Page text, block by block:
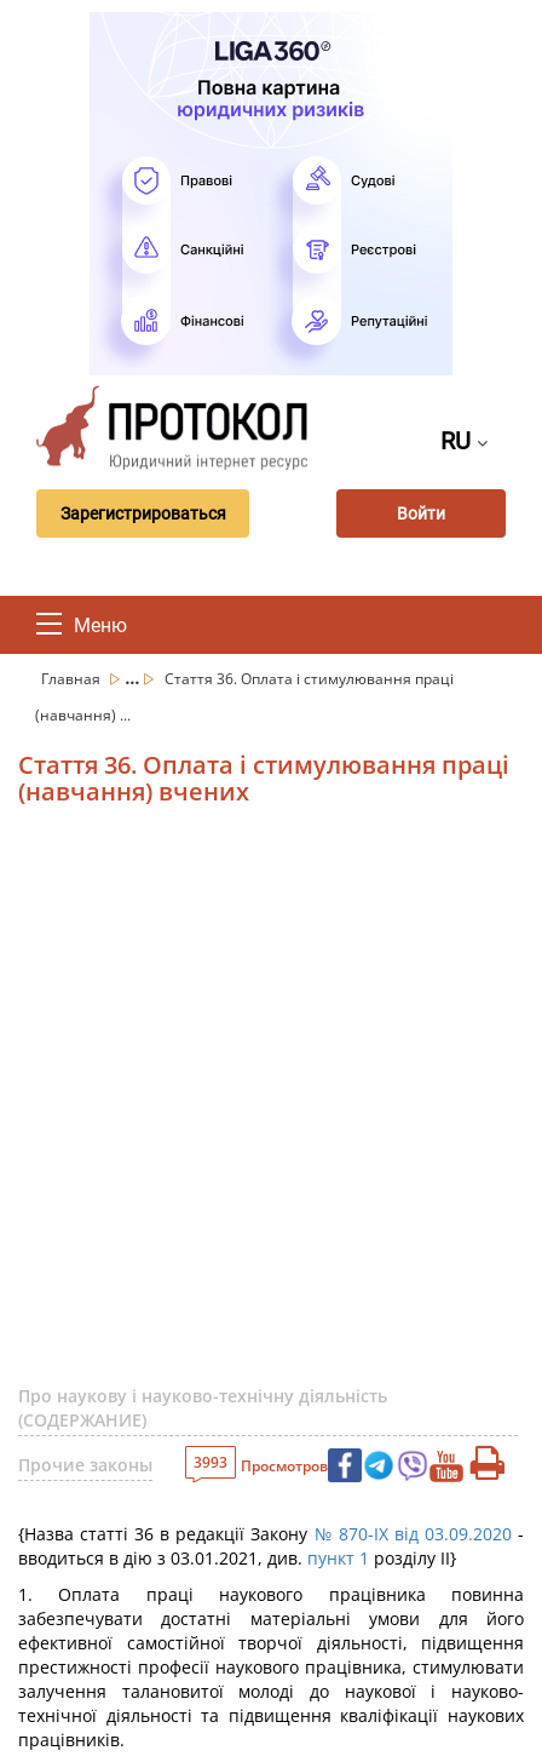
RU
Зарегистрироваться Войти
Меню
Главная ...
Стаття 36. Оплата і стимулювання праці
(навчання) ...
Стаття 36. Оплата і стимулювання праці
(навчання) вчених
Про наукову і науково-технічну діяльність
(СОДЕРЖАНИЕ)
Прочие законы
3993 Просмотров
{Назва статті 36 в редакції Закону № 870-IX від 03.09.2020-
вводиться в дію з 03.01.2021, див. пункт 1 розділу II}
1. Оплата праці наукового працівника повинна
забезпечувати достатні матеріальні умови для його
ефективної самостійної творчої діяльності, підвищення
престижності професії наукового працівника, стимулювати
залучення талановитої молоді до наукової і науково-
технічної діяльності та підвищення кваліфікації наукових
працівників.